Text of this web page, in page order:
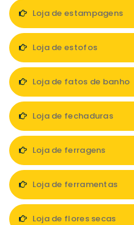
Loja de estampagens
Loja de estofos
Loja de fatos de banho
Loja de fechaduras
Loja de ferragens
Loja de ferramentas
Loja de flores secas